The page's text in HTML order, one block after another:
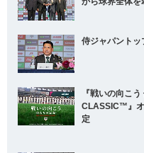
侍ジャパントッ
『戦いの向こ
CLASSIC™』オ
定